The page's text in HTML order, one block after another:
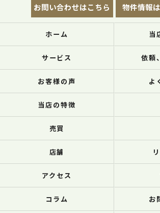
お問い合わせはこちら 物件情報
ホーム 当
サービス 依頼
お客様の声 よ
当店の特徴
売買
店舗
アクセス
コラム お